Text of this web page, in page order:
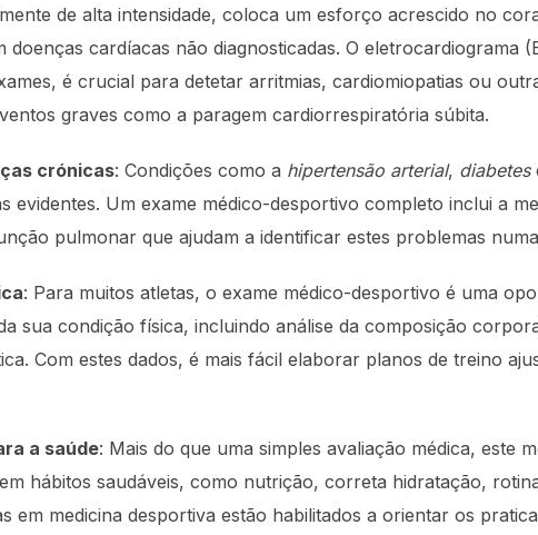
de alta intensidade, coloca um esforço acrescido no
doenças cardíacas não diagnosticadas. O eletrocardiograma
é crucial para detetar arritmias, cardiomiopatias ou
graves como a paragem cardiorrespiratória súbita.
crónicas: Condições como a hipertensão arterial, diabetes
evidentes. Um exame médico-desportivo completo inclui a
pulmonar que ajudam a identificar estes problemas
: Para muitos atletas, o exame médico-desportivo é uma
sua condição física, incluindo análise da composição
Com estes dados, é mais fácil elaborar planos de treino
a saúde: Mais do que uma simples avaliação médica, este
hábitos saudáveis, como nutrição, correta hidratação,
em medicina desportiva estão habilitados a orientar os